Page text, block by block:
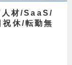
人材/SaaS/
休/転勤無